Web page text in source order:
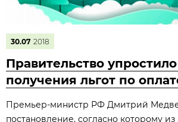
30.07 2018
Правительство
получения льгот по
Премьер-министр РФ Дмитрий
постановление, согласно которому